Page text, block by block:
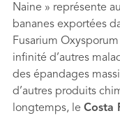
Naine » représente
bananes exportées
Fusarium
inﬁnité d’autres
des épandages
d’autres produits
longtemps, le Costa